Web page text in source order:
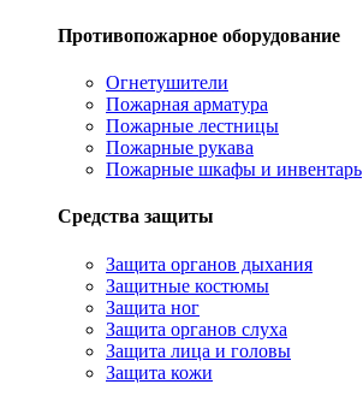
Противопожарное оборудование
Огнетушители
Пожарная арматура
Пожарные лестницы
Пожарные рукава
Пожарные шкафы и инвентарь
Средства защиты
Защита органов дыхания
Защитные костюмы
Защита ног
Защита органов слуха
Защита лица и головы
Защита кожи